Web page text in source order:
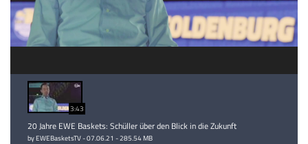
abspielen
3:43
20 Jahre EWE Baskets: Schüller über den Blick in die Zukunft
by EWEBasketsTV - 07.06.21 - 285.54 MB